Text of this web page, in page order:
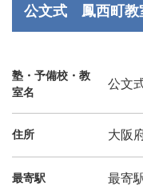
公文式 鳳西町教
塾・予備校・教
室名
公文
住所 大阪
最寄駅 最寄